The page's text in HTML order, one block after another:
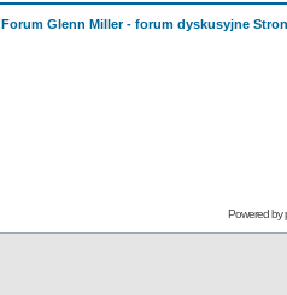
Forum Glenn Miller - forum dyskusyjne
Powered by